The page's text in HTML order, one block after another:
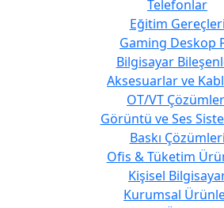
Telefonlar
Eğitim Gereçleri
Gaming Deskop
Bilgisayar
Aksesuarlar ve
OT/VT
Görüntü ve Ses
Baskı Çözümleri
Ofis & Tüketim
Kişisel
Kurumsal